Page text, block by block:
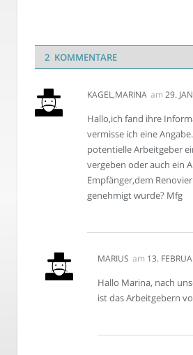
2 KOMMENTARE
KAGEL,MARINA am 29.
Hallo,ich fand ihre
vermisse ich eine
potentielle Arbeitgeber
vergeben oder auch ein
Empfänger,dem
genehmigt wurde? Mfg
MARIUS am 13.
Hallo Marina, nach
ist das Arbeitgebern